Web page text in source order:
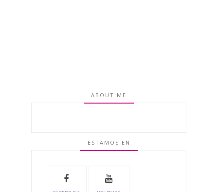
ABOUT ME
ESTAMOS EN